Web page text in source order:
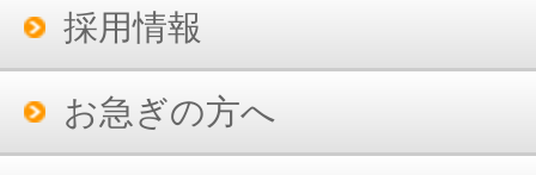
採用情報
お急ぎの方へ